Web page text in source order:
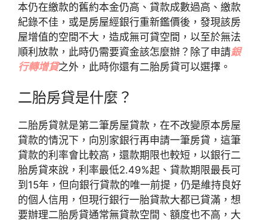
本仍在繳款的舊約本金仍高、貸款成數過高、繳款
紀錄不佳，或是房屋經銀行重新鑑價後，發現該房
屋增值的空間不大，造成無可貸空間，以至於無法
順利放款，此時仍需要資金該怎麼辦？除了申請銀
行轉增貸之外，此時你還有二胎房貸可以選擇。
二胎房貸是什麼？
二胎房貸就是第二筆房屋貸款，在不改變原本房屋
貸款的情況下，向別家銀行再申請一筆房貸，這筆
貸款的利率會比較高，還款期限也較短，以銀行二
胎房貸來說，利率最低2.49%起、貸款期限最長可
到15年，但向銀行貸款的唯一前提，仍是維持良好
的個人信用，但現行銀行一胎貸款大都已貸滿，想
要辦理二胎房貸通常無貸款空間、額度也不高，大